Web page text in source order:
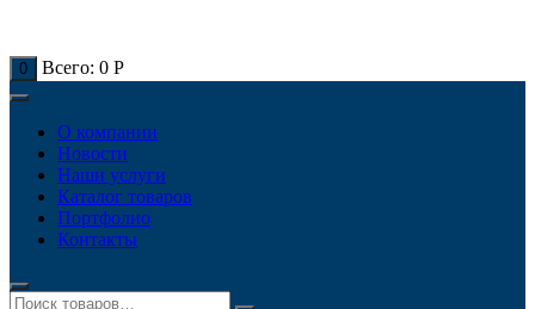
0 Всего: 0 Р
О компании
Новости
Наши услуги
Каталог товаров
Портфолио
Контакты